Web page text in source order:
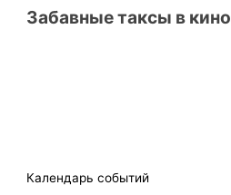
Забавные таксы в кино
Календарь событий